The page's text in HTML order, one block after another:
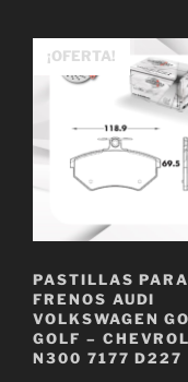
¡OFERTA!
PASTILLAS PARA
FRENOS AUDI
VOLKSWAGEN
GOLF –
N300 7177 D227